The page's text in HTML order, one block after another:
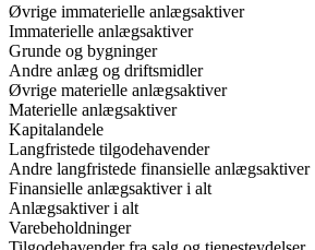
Øvrige immaterielle anlægsaktiver
Immaterielle anlægsaktiver
Grunde og bygninger
Andre anlæg og driftsmidler
Øvrige materielle anlægsaktiver
Materielle anlægsaktiver
Kapitalandele
Langfristede tilgodehavender
Andre langfristede finansielle anlægsaktiver
Finansielle anlægsaktiver i alt
Anlægsaktiver i alt
Varebeholdninger